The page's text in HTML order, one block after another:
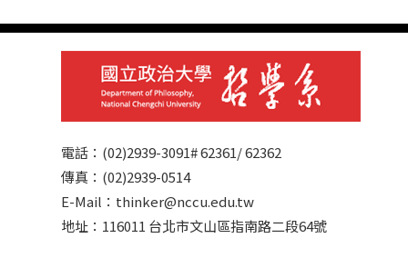
電話：(02)2939-3091# 62361/ 62362
傳真：(02)2939-0514
E-Mail：thinker@nccu.edu.tw
地址：116011 台北市文山區指南路二段64號